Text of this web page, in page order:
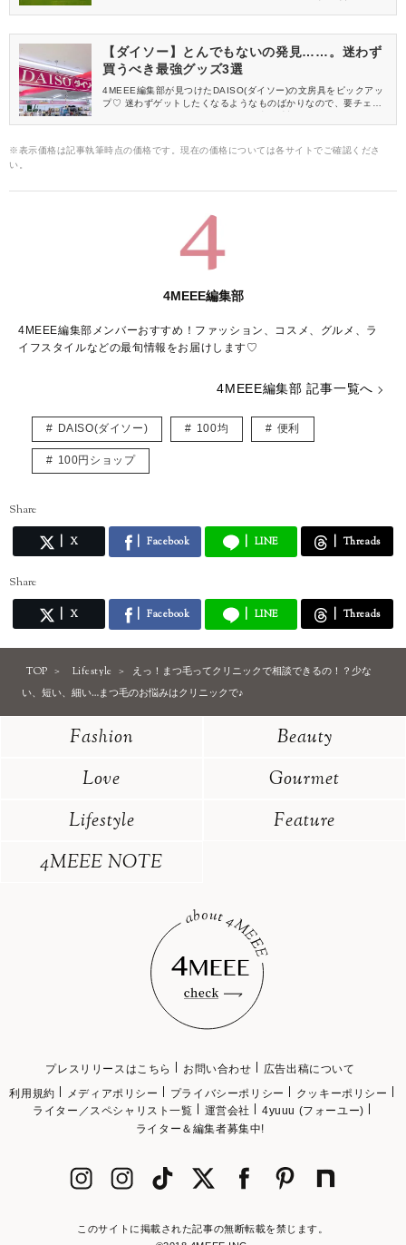
【ダイソー】とんでもないの発見……。迷わず
買うべき最強グッズ3選
4MEEE編集部が見つけたDAISO(ダイソー)の文房具をピックアッ
プ♡ 迷わずゲットしたくなるようなものばかりなので、要チェッ
※表示価格は記事執筆時点の価格です。現在の価格については各サイトでご確認くださ
い。
4MEEE編集部
4MEEE編集部メンバーおすすめ！ファッション、コスメ、グルメ、ラ
イフスタイルなどの最旬情報をお届けします♡
4MEEE編集部 記事一覧へ
DAISO(ダイソー) 100均 便利
100円ショップ
Share
X Facebook LINE Threads
Share
X Facebook LINE Threads
TOP Lifestyle
えっ！まつ毛ってクリニックで相談できるの！？少な
い、短い、細い…まつ毛のお悩みはクリニックで♪
Fashion
Beauty
Love
Gourmet
Lifestyle
Feature
4MEEE NOTE
プレスリリースはこちら お問い合わせ
広告出稿について
利用規約
メディアポリシー プライバシーポリシー
クッキーポリシー
ライター／スペシャリスト一覧
運営会社
4yuuu (フォーユー)
ライター＆編集者募集中!
このサイトに掲載された記事の無断転載を禁じます。